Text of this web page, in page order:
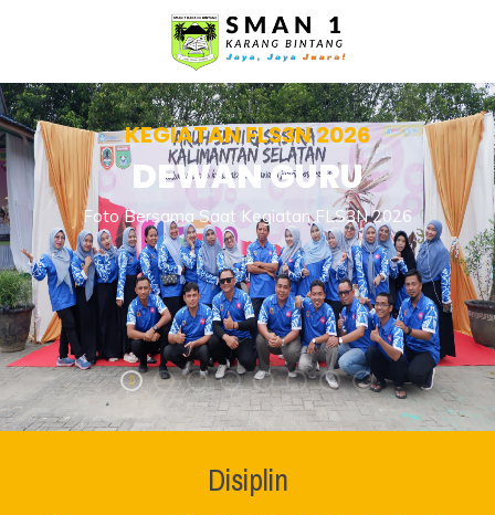
KEGIATAN FLS3N 2026
DEWAN GURU
Foto Bersama Saat Kegiatan FLS3N 2026
Disiplin